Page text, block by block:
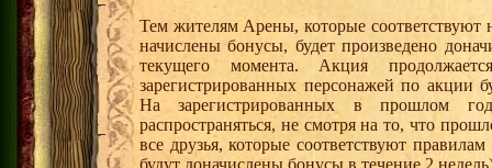
Тем жителям Арены, которые
начислены бонусы, будет произведено
текущего момента. Акция
зарегистрированных персонажей по акции
На зарегистрированных в прошлом
распространяться, не смотря на то, что
все друзья, которые соответствуют